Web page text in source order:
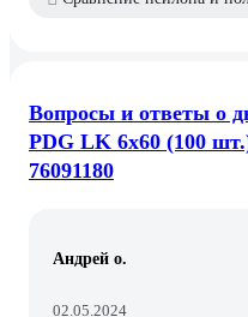
Вопросы и ответы о
PDG LK 6x60 (100
76091180
Андрей о.
02.05.2024